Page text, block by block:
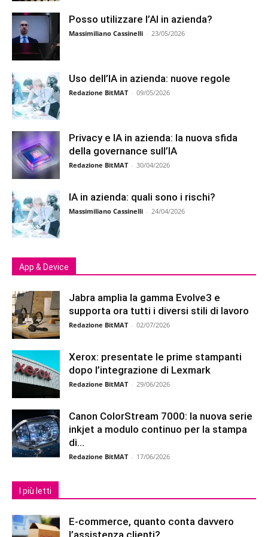
Posso utilizzare l’AI in azienda?
Massimiliano Cassinelli - 23/05/2026
Uso dell’IA in azienda: nuove regole
Redazione BitMAT - 09/05/2026
Privacy e IA in azienda: la nuova sfida
della governance sull’IA
Redazione BitMAT - 30/04/2026
IA in azienda: quali sono i rischi?
Massimiliano Cassinelli - 24/04/2026
App & Device
Jabra amplia la gamma Evolve3 e
supporta ora tutti i diversi stili di lavoro
Redazione BitMAT - 02/07/2026
Xerox: presentate le prime stampanti
dopo l’integrazione di Lexmark
Redazione BitMAT - 29/06/2026
Canon ColorStream 7000: la nuova serie
inkjet a modulo continuo per la stampa
di...
Redazione BitMAT - 17/06/2026
I più letti
E-commerce, quanto conta davvero
l’assistenza clienti?